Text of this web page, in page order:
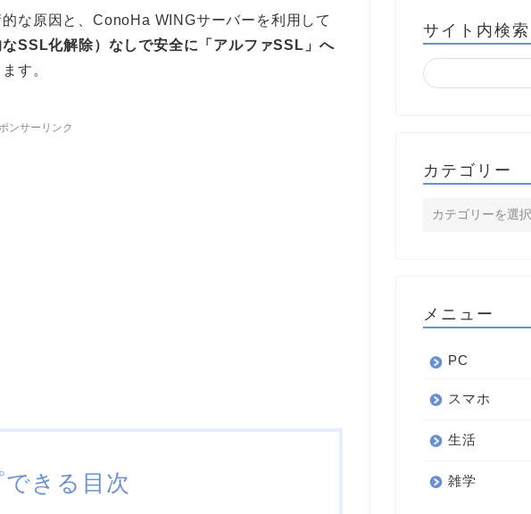
な原因と、ConoHa WINGサーバーを利用して
SSL化解除）なしで安全に「アルファSSL」へ
す。
ンサーリンク
きる目次
サイト内検索
カテゴリー
メニュー
PC
スマホ
生活
雑学